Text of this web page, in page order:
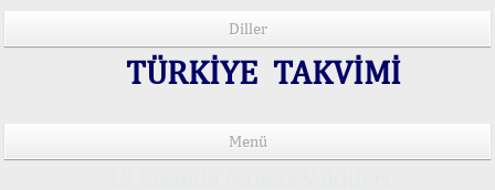
Diller
TÜRKİYE TAKVİMİ
Menü